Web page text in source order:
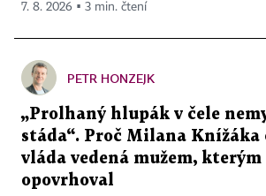
7. 8. 2026 ▪ 3 min. čtení
PETR HONZEJK
„Prolhaný hlupák v čele
stáda“. Proč Milana Knížáka
vláda vedená mužem, kterým
opovrhoval